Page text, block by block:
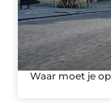
Waar moet je